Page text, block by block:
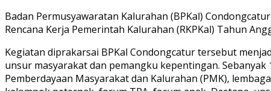
Badan Permusyawaratan Kalurahan (BPKal)
Rencana Kerja Pemerintah Kalurahan (RKPKal) Tahun
Kegiatan diprakarsai BPKal Condongcatur tersebut
unsur masyarakat dan pemangku kepentingan.
Pemberdayaan Masyarakat dan Kalurahan (PMK),